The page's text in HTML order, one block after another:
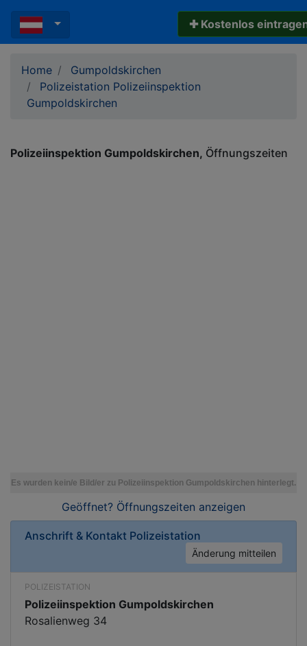
✚ Kostenlos
Home
Gumpoldskirchen
Polizeistation Polizeiinspektion
Gumpoldskirchen
Polizeiinspektion Gumpoldskirchen Öffnungszeiten
Geöffnet? Öffnungszeiten anzeigen
Anschrift & Kontakt Polizeistation
Änderung mitteilen
POLIZEISTATION
Polizeiinspektion Gumpoldskirchen
Rosalienweg 34